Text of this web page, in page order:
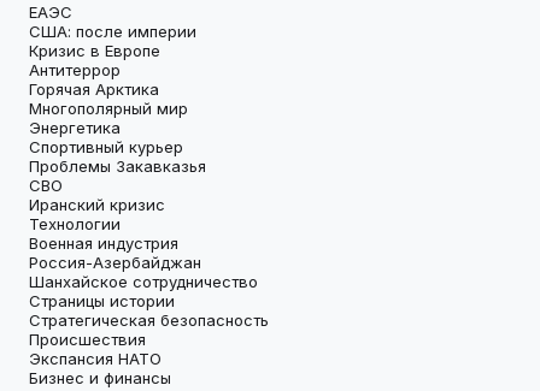
ЕАЭС
США: после империи
Кризис в Европе
Антитеррор
Горячая Арктика
Многополярный мир
Энергетика
Спортивный курьер
Проблемы Закавказья
СВО
Иранский кризис
Технологии
Военная индустрия
Россия-Азербайджан
Шанхайское сотрудничество
Страницы истории
Стратегическая безопасность
Происшествия
Экспансия НАТО
Бизнес и финансы